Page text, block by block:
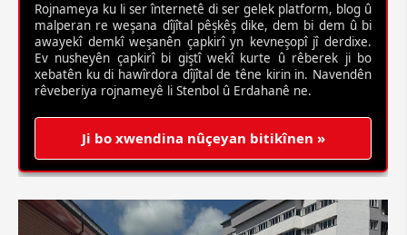
Rojnameya ku li ser înternetê di ser gelek platform, blog û
malperan re weşana dîjîtal pêşkêş dike, dem bi dem û bi
awayekî demkî weşanên çapkirî yn kevneşopî jî derdixe.
Ev nusheyên çapkirî bi giştî wekî kurte û rêberek ji bo
xebatên ku di hawîrdora dîjîtal de têne kirin in. Navendên
rêveberiya rojnameyê li Stenbol û Erdahanê ne.
Ji bo xwendina nûçeyan bitikînen »